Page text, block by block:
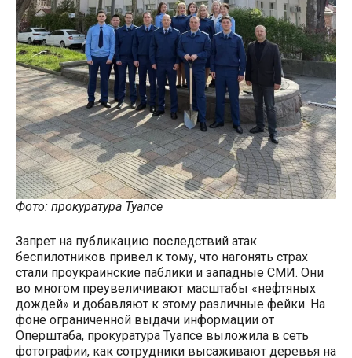
Фото: прокуратура Туапсе
Запрет на публикацию последствий атак
беспилотников привел к тому, что нагонять страх
стали проукраинские паблики и западные СМИ. Они
во многом преувеличивают масштабы «нефтяных
дождей» и добавляют к этому различные фейки. На
фоне ограниченной выдачи информации от
Оперштаба, прокуратура Туапсе выложила в сеть
фотографии, как сотрудники высаживают деревья на